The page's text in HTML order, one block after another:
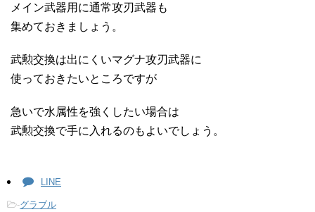
メイン武器用に通常攻刃武器も
集めておきましょう。
武勲交換は出にくいマグナ攻刃武器に
使っておきたいところですが
急いで水属性を強くしたい場合は
武勲交換で手に入れるのもよいでしょう。
LINE
-グラブル